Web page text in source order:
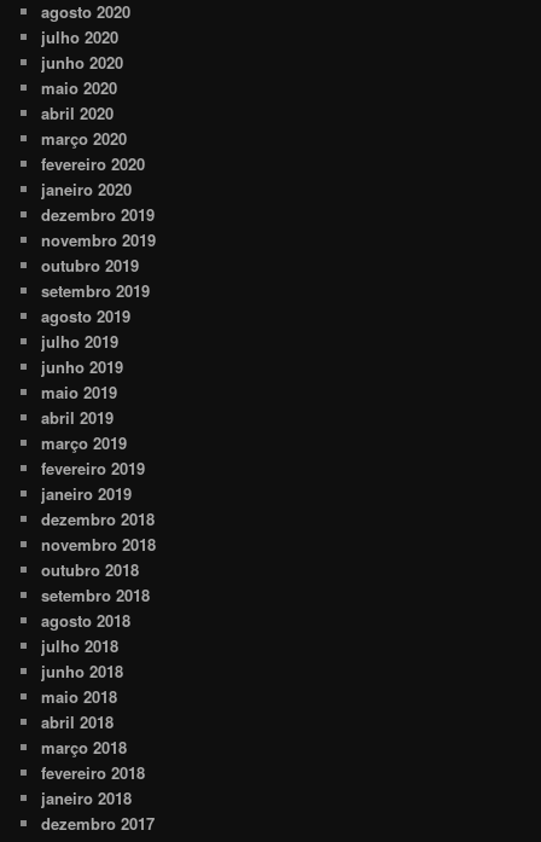
agosto 2020
julho 2020
junho 2020
maio 2020
abril 2020
março 2020
fevereiro 2020
janeiro 2020
dezembro 2019
novembro 2019
outubro 2019
setembro 2019
agosto 2019
julho 2019
junho 2019
maio 2019
abril 2019
março 2019
fevereiro 2019
janeiro 2019
dezembro 2018
novembro 2018
outubro 2018
setembro 2018
agosto 2018
julho 2018
junho 2018
maio 2018
abril 2018
março 2018
fevereiro 2018
janeiro 2018
dezembro 2017